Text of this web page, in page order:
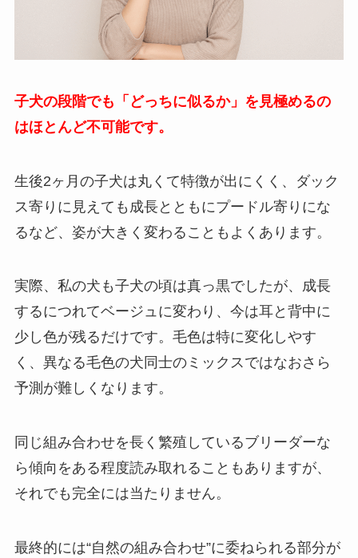
子犬の段階でも「どっちに似るか」を見極めるの
はほとんど不可能です。
生後2ヶ月の子犬は丸くて特徴が出にくく、ダック
ス寄りに見えても成長とともにプードル寄りにな
るなど、姿が大きく変わることもよくあります。
実際、私の犬も子犬の頃は真っ黒でしたが、成長
するにつれてベージュに変わり、今は耳と背中に
少し色が残るだけです。毛色は特に変化しやす
く、異なる毛色の犬同士のミックスではなおさら
予測が難しくなります。
同じ組み合わせを長く繁殖しているブリーダーな
ら傾向をある程度読み取れることもありますが、
それでも完全には当たりません。
最終的には“自然の組み合わせ”に委ねられる部分が